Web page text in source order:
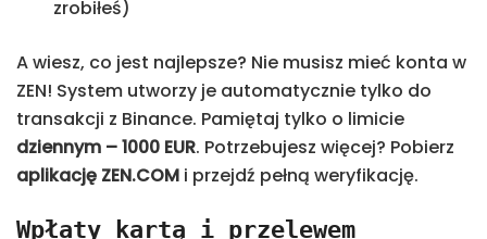
zrobiłeś)
A wiesz, co jest najlepsze? Nie musisz mieć konta w
ZEN! System utworzy je automatycznie tylko do
transakcji z Binance. Pamiętaj tylko o limicie
dziennym – 1000 EUR. Potrzebujesz więcej? Pobierz
aplikację ZEN.COM i przejdź pełną weryfikację.
Wpłaty kartą i przelewem